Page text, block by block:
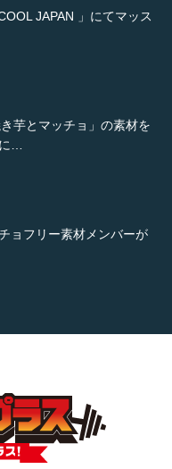
…
組「ONE MORNING」